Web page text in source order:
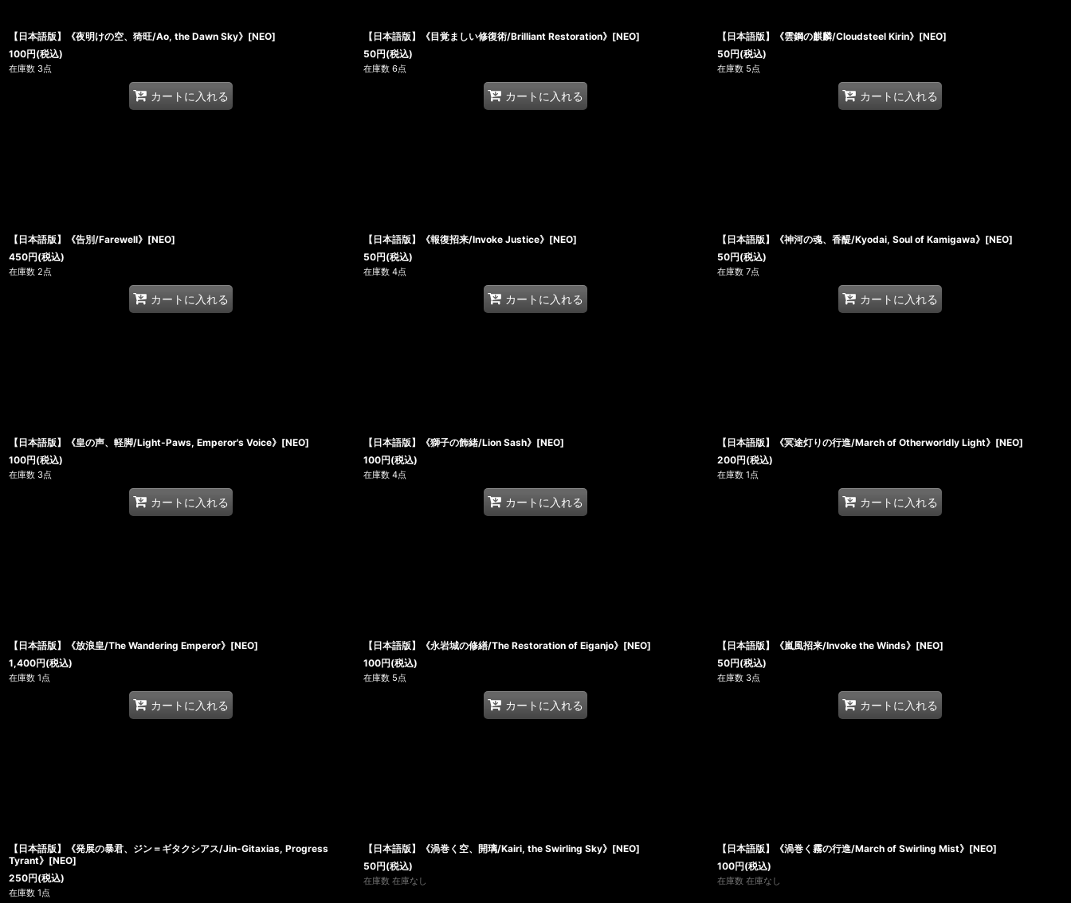
【日本語版】《夜明けの空、猗旺/Ao, the Dawn Sky》[NEO]
100円(税込)
在庫数 3点
カートに入れる
【日本語版】《目覚ましい修復術/Brilliant Restoration》[NEO]
50円(税込)
在庫数 6点
カートに入れる
【日本語版】《雲鋼の麒麟/Cloudsteel Kirin》[NEO]
50円(税込)
在庫数 5点
カートに入れる
【日本語版】《告別/Farewell》[NEO]
450円(税込)
在庫数 2点
カートに入れる
【日本語版】《報復招来/Invoke Justice》[NEO]
50円(税込)
在庫数 4点
カートに入れる
【日本語版】《神河の魂、香醍/Kyodai, Soul of Kamigawa》[NEO]
50円(税込)
在庫数 7点
カートに入れる
【日本語版】《皇の声、軽脚/Light-Paws, Emperor's Voice》[NEO]
100円(税込)
在庫数 3点
カートに入れる
【日本語版】《獅子の飾緒/Lion Sash》[NEO]
100円(税込)
在庫数 4点
カートに入れる
【日本語版】《冥途灯りの行進/March of Otherworldly Light》[NEO]
200円(税込)
在庫数 1点
カートに入れる
【日本語版】《放浪皇/The Wandering Emperor》[NEO]
1,400円(税込)
在庫数 1点
カートに入れる
【日本語版】《永岩城の修繕/The Restoration of Eiganjo》[NEO]
100円(税込)
在庫数 5点
カートに入れる
【日本語版】《嵐風招来/Invoke the Winds》[NEO]
50円(税込)
在庫数 3点
カートに入れる
【日本語版】《発展の暴君、ジン＝ギタクシアス/Jin-Gitaxias, Progress
Tyrant》[NEO]
250円(税込)
在庫数 1点
【日本語版】《渦巻く空、開璃/Kairi, the Swirling Sky》[NEO]
50円(税込)
在庫数 在庫なし
【日本語版】《渦巻く霧の行進/March of Swirling Mist》[NEO]
100円(税込)
在庫数 在庫なし